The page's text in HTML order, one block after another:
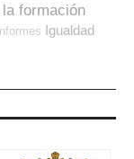
formación
Informes Igualdad